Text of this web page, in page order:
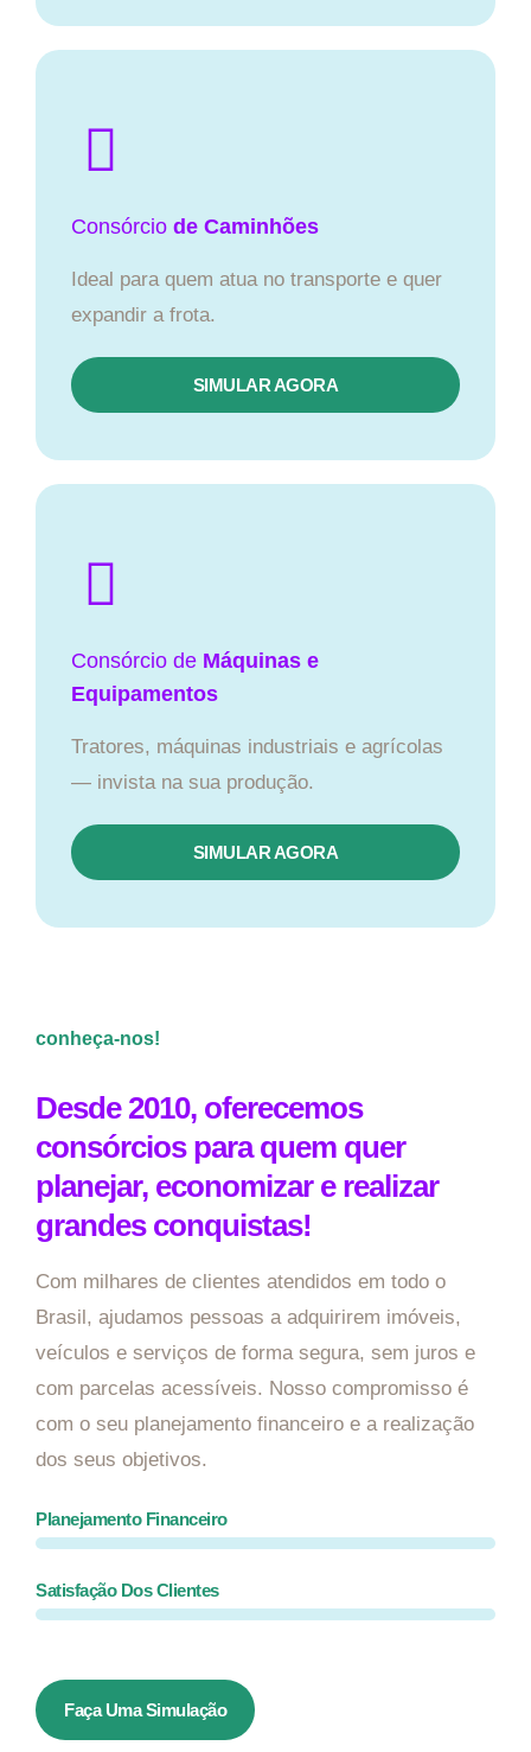
Consórcio de Caminhões
Ideal para quem atua no transporte e quer
expandir a frota.
SIMULAR AGORA
Consórcio de Máquinas e
Equipamentos
Tratores, máquinas industriais e agrícolas
— invista na sua produção.
SIMULAR AGORA
conheça-nos!
Desde 2010, oferecemos
consórcios para quem quer
planejar, economizar e realizar
grandes conquistas!
Com milhares de clientes atendidos em todo o
Brasil, ajudamos pessoas a adquirirem imóveis,
veículos e serviços de forma segura, sem juros e
com parcelas acessíveis. Nosso compromisso é
com o seu planejamento financeiro e a realização
dos seus objetivos.
Planejamento Financeiro
Satisfação Dos Clientes
Faça Uma Simulação